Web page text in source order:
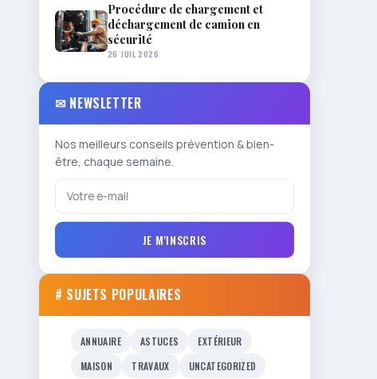
Procédure de chargement et
déchargement de camion en
sécurité
26 JUIL 2026
✉ NEWSLETTER
Nos meilleurs conseils prévention & bien-
être, chaque semaine.
JE M'INSCRIS
# SUJETS POPULAIRES
ANNUAIRE ASTUCES
EXTÉRIEUR
MAISON
TRAVAUX UNCATEGORIZED